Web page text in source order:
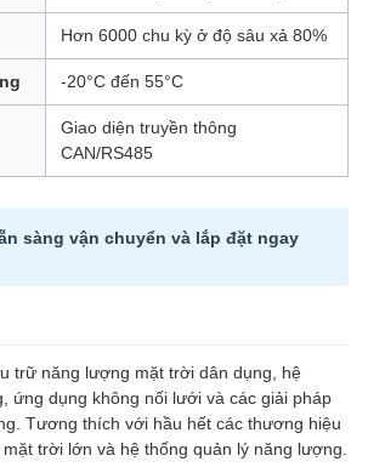
Hơn 6000 chu kỳ ở độ sâu xả 80%
-20°C đến 55°C
Giao diện truyền thông
CAN/RS485
sàng vận chuyển và lắp đặt ngay
trữ năng lượng mặt trời dân dụng, hệ
ứng dụng không nối lưới và các giải pháp
Tương thích với hầu hết các thương hiệu
trời lớn và hệ thống quản lý năng lượng.